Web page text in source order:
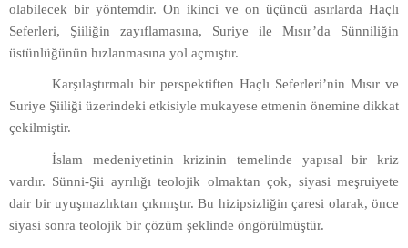
olabilecek bir yöntemdir. On ikinci ve on üçüncü asırlarda Haçlı
Seferleri, Şiiliğin zayıflamasına, Suriye ile Mısır’da Sünniliğin
üstünlüğünün hızlanmasına yol açmıştır.
Karşılaştırmalı bir perspektiften Haçlı Seferleri’nin Mısır ve
Suriye Şiiliği üzerindeki etkisiyle mukayese etmenin önemine dikkat
çekilmiştir.
İslam medeniyetinin krizinin temelinde yapısal bir kriz
vardır. Sünni-Şii ayrılığı teolojik olmaktan çok, siyasi meşruiyete
dair bir uyuşmazlıktan çıkmıştır. Bu hizipsizliğin çaresi olarak, önce
siyasi sonra teolojik bir çözüm şeklinde öngörülmüştür.